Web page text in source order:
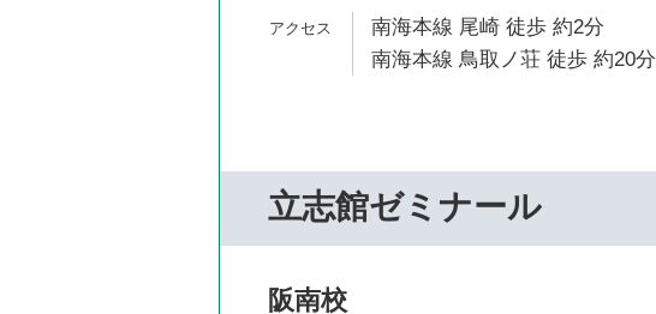
南海本線 尾崎 徒歩 約2分
南海本線 鳥取ノ荘 徒歩 約20分
立志館ゼミナール
阪南校